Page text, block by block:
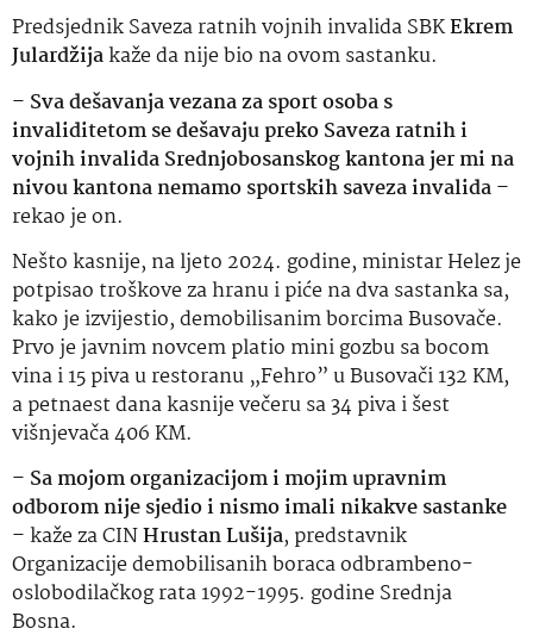
Predsjednik Saveza ratnih vojnih invalida SBKEkrem
Julardžijakaže da nije bio na ovom sastanku.
– Sva dešavanja vezana za sport osoba s
invaliditetom se dešavaju preko Saveza ratnih i
vojnih invalida Srednjobosanskog kantona jer mi na
nivou kantona nemamo sportskih saveza invalida–
rekao je on.
Nešto kasnije, na ljeto 2024. godine, ministar Helez je
potpisao troškove za hranu i piće na dva sastanka sa,
kako je izvijestio, demobilisanim borcima Busovače.
Prvo je javnim novcem platio mini gozbu sa bocom
vina i 15 piva u restoranu „Fehro” u Busovači 132 KM,
a petnaest dana kasnije večeru sa 34 piva i šest
višnjevača 406 KM.
– Sa mojom organizacijom i mojim upravnim
odborom nije sjedio i nismo imali nikakve sastanke
– kaže za CINHrustan Lušija, predstavnik
Organizacije demobilisanih boraca odbrambeno-
oslobodilačkog rata 1992-1995. godine Srednja
Bosna.